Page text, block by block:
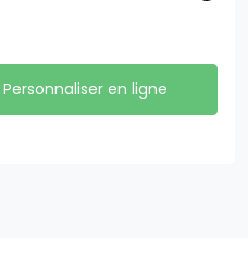
Personnaliser en ligne